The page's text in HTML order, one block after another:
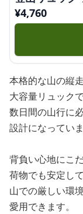
¥4,760
本格的な山の縦
大容量リュックで
数日間の山行に
設計になっていま
背負い心地にこ
荷物でも安定し
山での厳しい環
愛用できます。